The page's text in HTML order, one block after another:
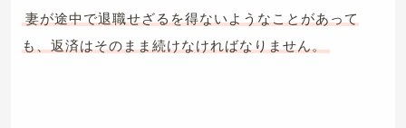
妻が途中で退職せざるを得ないようなことがあって
も、返済はそのまま続けなければなりません。